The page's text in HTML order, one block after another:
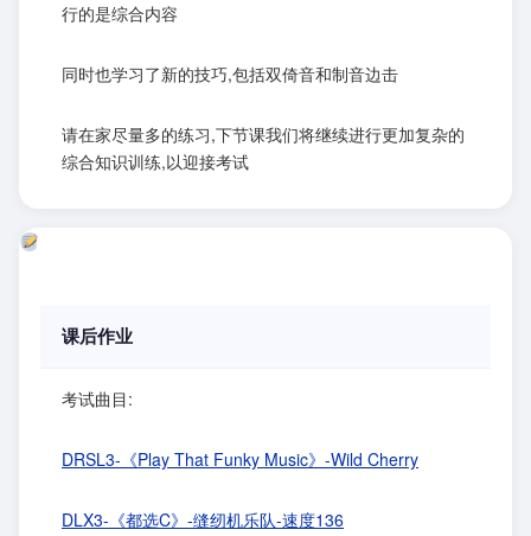
行的是综合内容
同时也学习了新的技巧,包括双倚音和制音边击
请在家尽量多的练习,下节课我们将继续进行更加复杂的
综合知识训练,以迎接考试
课后作业
考试曲目:
DRSL3-《Play That Funky Music》-Wild Cherry
DLX3-《都选C》-缝纫机乐队-速度136